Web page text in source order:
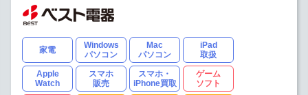
家電
Windows
パソコン
Mac
パソコン
iPad
取扱
Apple
Watch
スマホ
販売
スマホ・
iPhone買取
ゲーム
ソフト